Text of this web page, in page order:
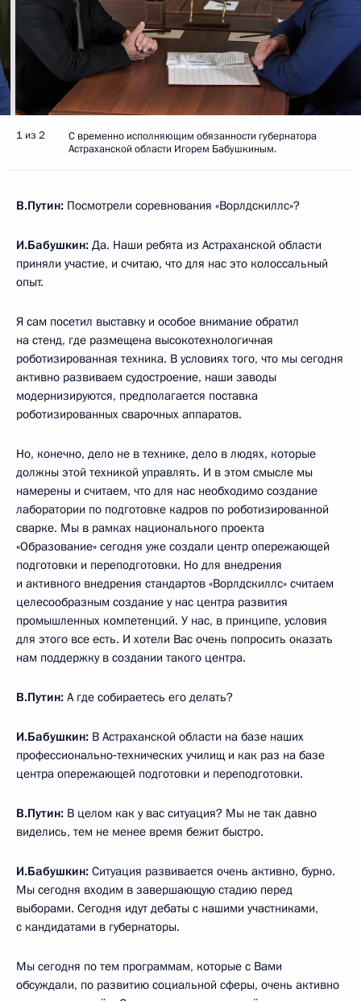
1 из 2
С временно исполняющим обязанности губернатора
Астраханской области Игорем Бабушкиным.
В.Путин: Посмотрели соревнования «Ворлдскиллс»?
И.Бабушкин: Да. Наши ребята из Астраханской области
приняли участие, и считаю, что для нас это колоссальный
опыт.
Я сам посетил выставку и особое внимание обратил
на стенд, где размещена высокотехнологичная
роботизированная техника. В условиях того, что мы сегодня
активно развиваем судостроение, наши заводы
модернизируются, предполагается поставка
роботизированных сварочных аппаратов.
Но, конечно, дело не в технике, дело в людях, которые
должны этой техникой управлять. И в этом смысле мы
намерены и считаем, что для нас необходимо создание
лаборатории по подготовке кадров по роботизированной
сварке. Мы в рамках национального проекта
«Образование» сегодня уже создали центр опережающей
подготовки и переподготовки. Но для внедрения
и активного внедрения стандартов «Ворлдскиллс» считаем
целесообразным создание у нас центра развития
промышленных компетенций. У нас, в принципе, условия
для этого все есть. И хотели Вас очень попросить оказать
нам поддержку в создании такого центра.
В.Путин: А где собираетесь его делать?
И.Бабушкин: В Астраханской области на базе наших
профессионально‑технических училищ и как раз на базе
центра опережающей подготовки и переподготовки.
В.Путин: В целом как у вас ситуация? Мы не так давно
виделись, тем не менее время бежит быстро.
И.Бабушкин: Ситуация развивается очень активно, бурно.
Мы сегодня входим в завершающую стадию перед
выборами. Сегодня идут дебаты с нашими участниками,
с кандидатами в губернаторы.
Мы сегодня по тем программам, которые с Вами
обсуждали, по развитию социальной сферы, очень активно